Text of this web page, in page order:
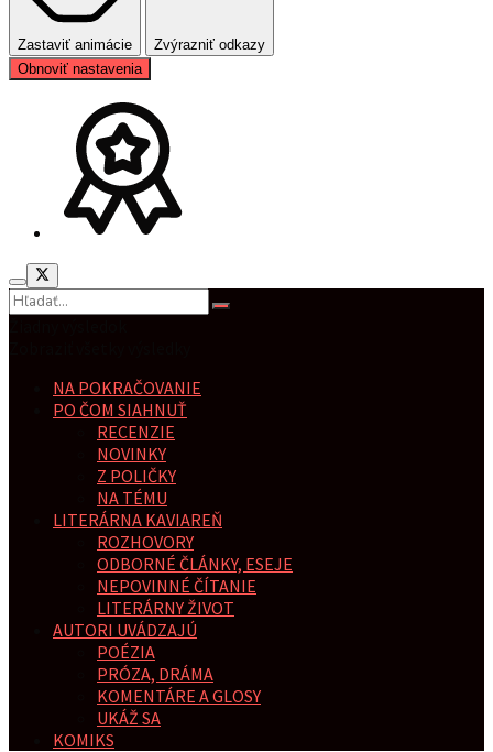
Zastaviť animácie
Zvýrazniť odkazy
Obnoviť nastavenia
NA POKRAČOVANIE
PO ČOM SIAHNUŤ
RECENZIE
NOVINKY
Z POLIČKY
NA TÉMU
LITERÁRNA KAVIAREŇ
ROZHOVORY
ODBORNÉ ČLÁNKY, ESEJE
NEPOVINNÉ ČÍTANIE
LITERÁRNY ŽIVOT
AUTORI UVÁDZAJÚ
POÉZIA
PRÓZA, DRÁMA
KOMENTÁRE A GLOSY
UKÁŽ SA
KOMIKS